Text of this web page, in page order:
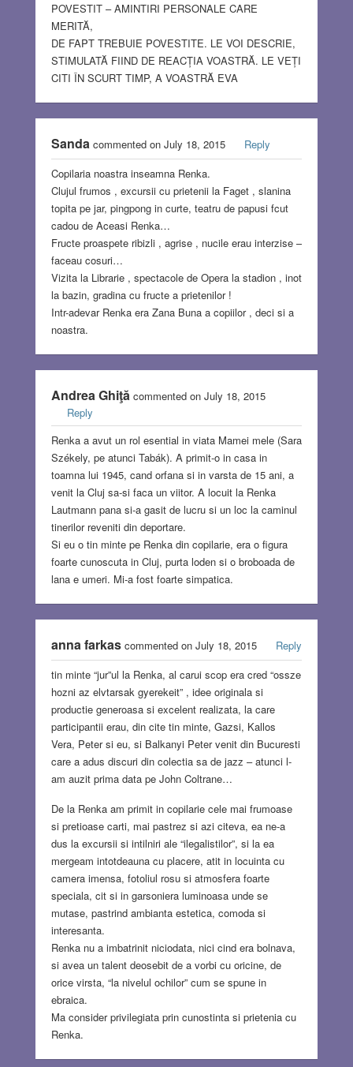
POVESTIT – AMINTIRI PERSONALE CARE
MERITĂ,
DE FAPT TREBUIE POVESTITE. LE VOI DESCRIE,
STIMULATĂ FIIND DE REACȚIA VOASTRĂ. LE VEȚI
CITI ÎN SCURT TIMP, A VOASTRĂ EVA
Sandacommented on July 18, 2015
Reply
Copilaria noastra inseamna Renka.
Clujul frumos , excursii cu prietenii la Faget , slanina
topita pe jar, pingpong in curte, teatru de papusi fcut
cadou de Aceasi Renka…
Fructe proaspete ribizli , agrise , nucile erau interzise –
faceau cosuri…
Vizita la Librarie , spectacole de Opera la stadion , inot
la bazin, gradina cu fructe a prietenilor !
Intr-adevar Renka era Zana Buna a copiilor , deci si a
noastra.
Andrea Ghiţăcommented on July 18, 2015
Reply
Renka a avut un rol esential in viata Mamei mele (Sara
Székely, pe atunci Tabák). A primit-o in casa in
toamna lui 1945, cand orfana si in varsta de 15 ani, a
venit la Cluj sa-si faca un viitor. A locuit la Renka
Lautmann pana si-a gasit de lucru si un loc la caminul
tinerilor reveniti din deportare.
Si eu o tin minte pe Renka din copilarie, era o figura
foarte cunoscuta in Cluj, purta loden si o broboada de
lana e umeri. Mi-a fost foarte simpatica.
anna farkascommented on July 18, 2015
Reply
tin minte “jur”ul la Renka, al carui scop era cred “ossze
hozni az elvtarsak gyerekeit” , idee originala si
productie generoasa si excelent realizata, la care
participantii erau, din cite tin minte, Gazsi, Kallos
Vera, Peter si eu, si Balkanyi Peter venit din Bucuresti
care a adus discuri din colectia sa de jazz – atunci l-
am auzit prima data pe John Coltrane…
De la Renka am primit in copilarie cele mai frumoase
si pretioase carti, mai pastrez si azi citeva, ea ne-a
dus la excursii si intilniri ale “ilegalistilor”, si la ea
mergeam intotdeauna cu placere, atit in locuinta cu
camera imensa, fotoliul rosu si atmosfera foarte
speciala, cit si in garsoniera luminoasa unde se
mutase, pastrind ambianta estetica, comoda si
interesanta.
Renka nu a imbatrinit niciodata, nici cind era bolnava,
si avea un talent deosebit de a vorbi cu oricine, de
orice virsta, “la nivelul ochilor” cum se spune in
ebraica.
Ma consider privilegiata prin cunostinta si prietenia cu
Renka.